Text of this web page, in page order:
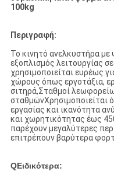
100kg
Περιγραφή:
Το κινητό ανελκυστήρα με
εξοπλισμός λειτουργίας
χρησιμοποιείται ευρέως
χώρους όπως εργοτάξια,
σιτηρά,Σταθμοί
σταθμώνΧρησιμοποιείται
εργασίας και ικανότητα
και χωρητικότητας έως
παρέχουν μεγαλύτερες
επιτρέπουν βαρύτερα
QΕιδικότερα: